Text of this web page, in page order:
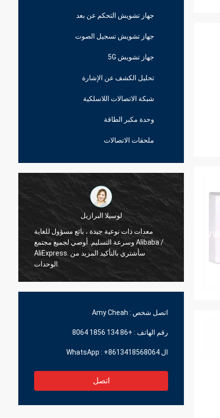
جهاز تشويش التحكم عن بعد
جهاز تشويش تسجيل الصوت
جهاز تشويش 5G
تحليل الكشف عن الإشارة
شبكة الاتصالات اللاسلكية
وحدة مكبر الطاقة
ملحقات الاتصالات
لوسيلا البرازيل
معدات ذات نوعية جيدة ، بائع مسؤول للغاية
وسرعة التسليم. أوصي لجميع مجتمع Alibaba /
AliExpress. سأشتري بالتأكيد المزيد من
اتصل شخص : Amy Cheah
رقم الهاتف : +86 134 1856 8064
ال WhatsApp : +8613418568064
اتصل